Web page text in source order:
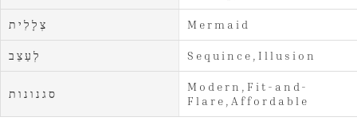
צְלָלִית Mermaid
לְעַצֵב Sequince,Illusion
סגנונות
Modern,Fit-and-
Flare,Affordable